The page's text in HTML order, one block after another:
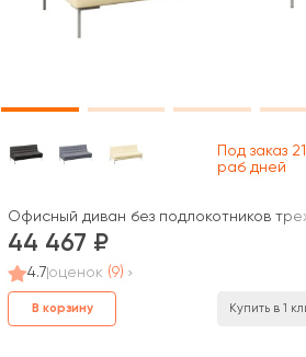
Под заказ 21
раб дней
Офисный диван без подлокотников
44 467
4.7оценок (9)
В корзину Купить в 1